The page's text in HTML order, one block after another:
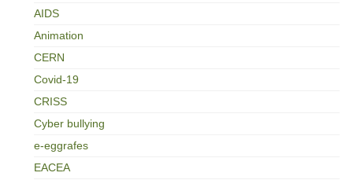
AIDS
Animation
CERN
Covid-19
CRISS
Cyber bullying
e-eggrafes
EACEA